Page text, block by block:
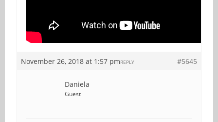
November 26, 2018 at 1:57 pm #5645
REPLY
Daniela
Guest